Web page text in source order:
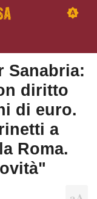
Sanabria:
diritto
di euro.
a
Roma.